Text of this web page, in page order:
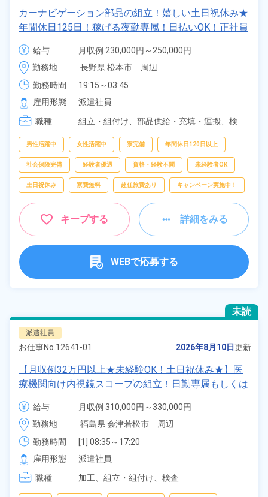
カーナビゲーション部品の組立！嬉しい土日祝休み★
年間休日125日！稼げる夜勤専属！日払いOK！正社員
登用制度あり！マイカー通勤OK！《長野県松本市》
給与
月収例 230,000円～250,000円
時給 1,230円～1,230円
勤務地
長野県 松本市　周辺
勤務時間
19:15～03:45
雇用形態
派遣社員
職種
組立・組付け、 部品供給・充填・運搬、 検
男性活躍中 女性活躍中 寮完備 年間休日120日以上
社会保険完備 経験者優遇 資格・経験不問 未経験者OK
土日祝休み 寮費無料 赴任旅費あり キャンペーン実施中！
キープする 詳細をみる
WEBで応募する
未読
派遣社員
お仕事No. 12641-01 2026年8月10日更新
【月収例32万円以上★未経験OK！土日祝休み★】医
療機関向け内視鏡スコープの組立！日勤専属もしくは
2交替勤務選択可★年間休日120日★ワンルーム寮完
備！通勤ラクラク無料送迎あり◎20代～40代の男女
活躍中！マイカー通勤OK◎無料駐車場あり★赴任旅
費会社負担！日払いあり◎空調完備で快適作業★《福
島県会津若松市》
給与
月収例 310,000円～330,000円
時給 1,600円～1,600円
勤務地
福島県 会津若松市　周辺
勤務時間
[1] 08:35～17:20
[2] 16:55～01:40
[3] 00:30～09:35
雇用形態
派遣社員
職種
加工、 組立・組付け、 検査